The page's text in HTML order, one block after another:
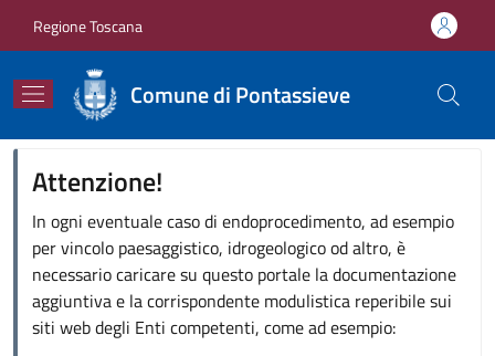
Regione Toscana
Comune di Pontassieve
Attenzione!
In ogni eventuale caso di endoprocedimento, ad esempio
per vincolo paesaggistico, idrogeologico od altro, è
necessario caricare su questo portale la documentazione
aggiuntiva e la corrispondente modulistica reperibile sui
siti web degli Enti competenti, come ad esempio: